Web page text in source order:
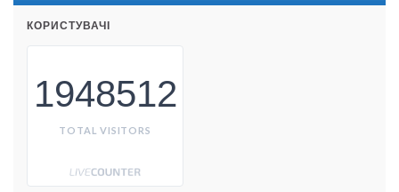
КОРИСТУВАЧІ
1948512
TOTAL VISITORS